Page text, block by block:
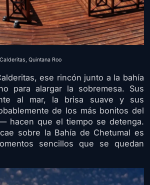
Quintana Roo
ese rincón junto a la bahía
para alargar la sobremesa. Sus
al mar, la brisa suave y sus
de los más bonitos del
hacen que el tiempo se detenga.
sobre la Bahía de Chetumal es
sencillos que se quedan